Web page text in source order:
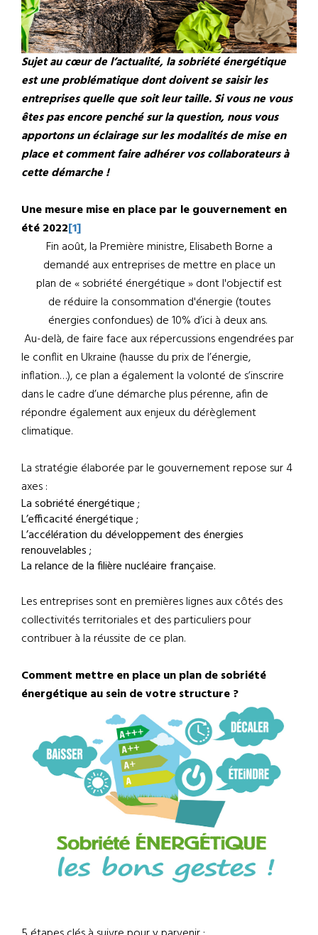
Sujet au cœur de l’actualité, la sobriété énergétique
est une problématique dont doivent se saisir les
entreprises quelle que soit leur taille. Si vous ne vous
êtes pas encore penché sur la question, nous vous
apportons un éclairage sur les modalités de mise en
place et comment faire adhérer vos collaborateurs à
cette démarche !
Une mesure mise en place par le gouvernement en
été 2022[1]
Fin août, la Première ministre, Elisabeth Borne a
demandé aux entreprises de mettre en place un
plan de « sobriété énergétique » dont l'objectif est
de réduire la consommation d'énergie (toutes
énergies confondues) de 10% d’ici à deux ans.
Au-delà, de faire face aux répercussions engendrées par
le conflit en Ukraine (hausse du prix de l’énergie,
inflation…), ce plan a également la volonté de s’inscrire
dans le cadre d’une démarche plus pérenne, afin de
répondre également aux enjeux du dérèglement
climatique.
La stratégie élaborée par le gouvernement repose sur 4
axes :
La sobriété énergétique ;
L’efficacité énergétique ;
L’accélération du développement des énergies
renouvelables ;
La relance de la filière nucléaire française.
Les entreprises sont en premières lignes aux côtés des
collectivités territoriales et des particuliers pour
contribuer à la réussite de ce plan.
Comment mettre en place un plan de sobriété
énergétique au sein de votre structure ?